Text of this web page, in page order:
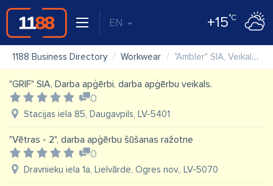
EN +15°C
1188 Business Directory Workwear "Ambler" SIA, Veikals "Weldrex"
"GRIF" SIA, Darba apģērbi, darba apģērbu veikals.
0
Stacijas iela 85, Daugavpils, LV-5401
"Vētras - 2", darba apģērbu šūšanas ražotne
0
Dravnieku iela 1a, Lielvārde, Ogres nov., LV-5070